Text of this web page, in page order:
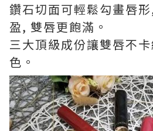
鑽石切面可輕鬆勾畫唇
盈, 雙唇更飽滿。
三大頂級成份讓雙唇不
色。